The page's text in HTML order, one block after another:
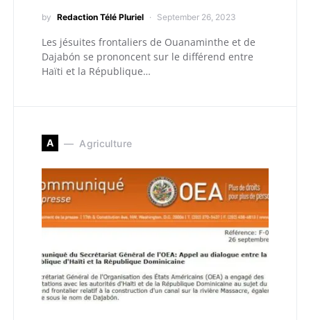
by Redaction Télé Pluriel September 26, 2023
Les jésuites frontaliers de Ouanaminthe et de
Dajabón se prononcent sur le différend entre
Haïti et la République…
A Agriculture